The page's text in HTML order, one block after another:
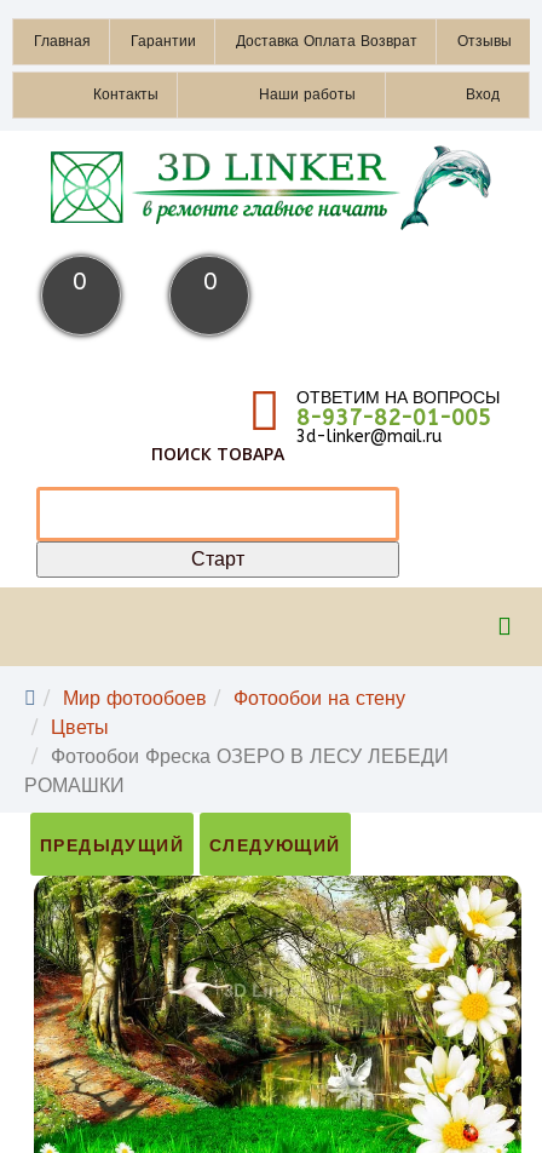
Главная Гарантии Доставка Оплата Возврат Отзывы
Контакты Наши работы Вход
0 0
ОТВЕТИМ НА ВОПРОСЫ
8-937-82-01-005
3d-linker@mail.ru
ПОИСК ТОВАРА
Мир фотообоев
Фотообои на стену
Цветы
Фотообои Фреска ОЗЕРО В ЛЕСУ ЛЕБЕДИ
РОМАШКИ
ПРЕДЫДУЩИЙ СЛЕДУЮЩИЙ